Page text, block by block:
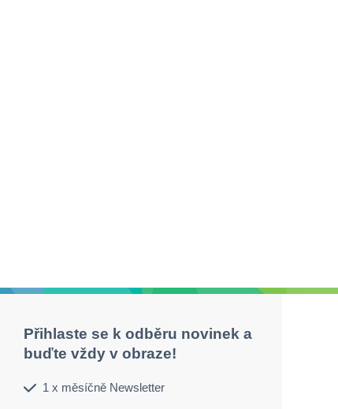
Přihlaste se k odběru novinek a
buďte vždy v obraze!
1 x měsíčně Newsletter